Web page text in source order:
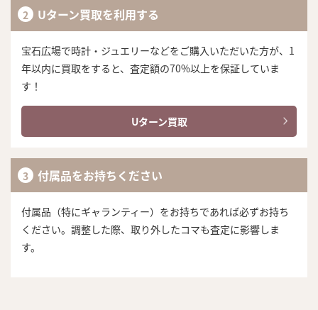
Uターン買取を利用する
宝石広場で時計・ジュエリーなどをご購入いただいた方が、1
年以内に買取をすると、査定額の70%以上を保証していま
す！
Uターン買取
付属品をお持ちください
付属品（特にギャランティー）をお持ちであれば必ずお持ち
ください。調整した際、取り外したコマも査定に影響しま
す。